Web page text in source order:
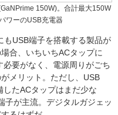
150W)。合計最大150W
ワーのUSB充電器
もUSB端子を搭載する製品が
合、いちいちACタップに
必要がなく、電源周りがごち
メリット。ただし、USB
したACタップはまだ少な
子が主流。デジタルガジェッ